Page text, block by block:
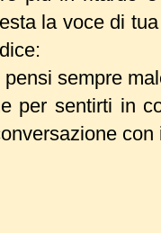
la voce di
sempre
per sentirti in